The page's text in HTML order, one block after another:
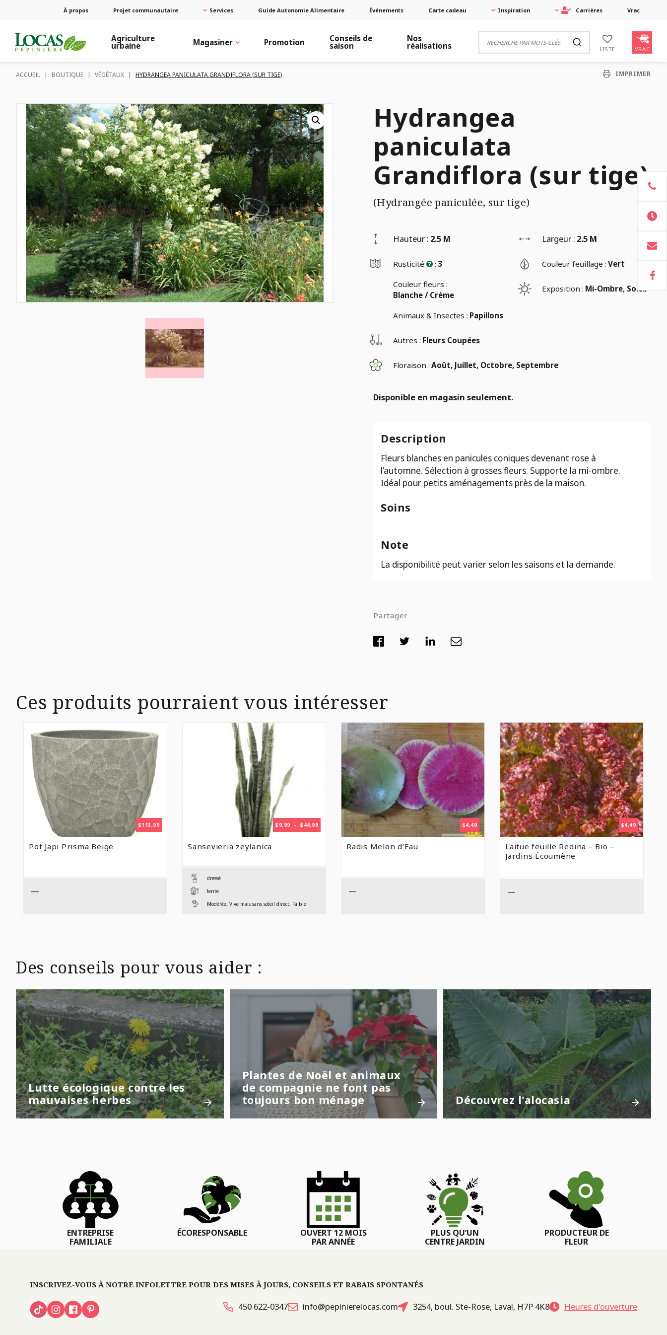
À propos Projet communautaire Services Guide Autonomie Alimentaire Événements Carte cadeau Inspiration Carrières Vrac
Agriculture
urbaine Magasiner Promotion Conseils de
saison
Nos
réalisations LISTE VRAC
ACCUEIL | BOUTIQUE | VÉGÉTAUX | HYDRANGEA PANICULATA GRANDIFLORA (SUR TIGE) IMPRIMER
Hydrangea
paniculata
Grandiflora (sur tige)
(Hydrangée paniculée, sur tige)
Hauteur : 2.5 M Largeur : 2.5 M
Rusticité : 3 Couleur feuillage : Vert
Couleur fleurs :
Blanche / Crème
Exposition : Mi-Ombre, Soleil
Animaux & Insectes : Papillons
Autres : Fleurs Coupées
Floraison : Août, Juillet, Octobre, Septembre
Disponible en magasin seulement.
Description
Fleurs blanches en panicules coniques devenant rose à
l’automne. Sélection à grosses fleurs. Supporte la mi-ombre.
Idéal pour petits aménagements près de la maison.
Soins
Note
La disponibilité peut varier selon les saisons et la demande.
Partager
Ces produits pourraient vous intéresser
$113,99
Pot Japi Prisma Beige
—
$ 9,99 – $ 44,99PLAGE
DE
Sansevieria zeylanica
dressé
lente
Modérée, Vive mais sans soleil direct, Faible
$4,49
Radis Melon d’Eau
—
$4,49
Laitue feuille Redina – Bio –
Jardins Écoumène
—
Des conseils pour vous aider :
Lutte écologique contre les
mauvaises herbes
Plantes de Noël et animaux
de compagnie ne font pas
toujours bon ménage
Découvrez l'alocasia
ENTREPRISE
FAMILIALE
ÉCORESPONSABLE
OUVERT 12 MOIS
PAR ANNÉE
PLUS QU’UN
CENTRE JARDIN
PRODUCTEUR DE
FLEUR
INSCRIVEZ-VOUS À NOTRE INFOLETTRE POUR DES MISES À JOURS, CONSEILS ET RABAIS SPONTANÉS
450 622-0347 info@pepinierelocas.com 3254, boul. Ste-Rose, Laval, H7P 4K8 Heures d'ouverture